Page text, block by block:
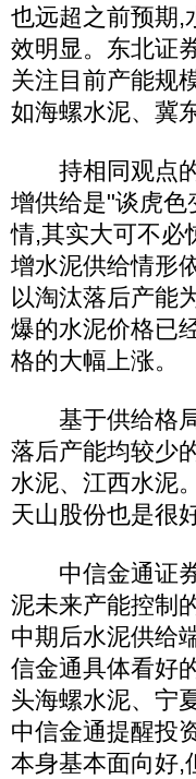
也远超之前预期,
效明显。东北证
关注目前产能规
如海螺水泥、冀
持相同观点的
增供给是"谈虎色
情,其实大可不必
增水泥供给情形
以淘汰落后产能
爆的水泥价格已
格的大幅上涨。
基于供给格局
落后产能均较少
水泥、江西水泥
天山股份也是很
中信金通证券
泥未来产能控制
中期后水泥供给
信金通具体看好
头海螺水泥、宁
中信金通提醒投
本身基本面向好,